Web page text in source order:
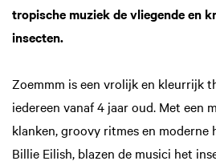
tropische muziek de vliegende en
insecten.
Zoemmm is een vrolijk en kleurrijk
iedereen vanaf 4 jaar oud. Met een
klanken, groovy ritmes en moderne
Billie Eilish, blazen de musici het